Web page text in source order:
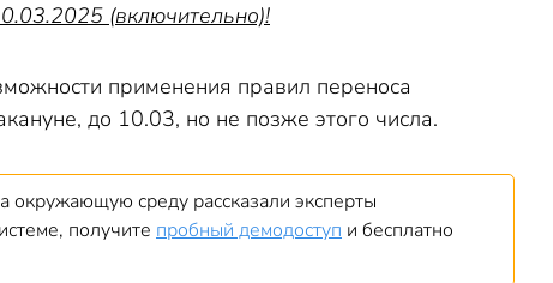
(включительно)!
применения правил переноса
до 10.03, но не позже этого числа.
окружающую среду рассказали эксперты
получите пробный демодоступ и бесплатно